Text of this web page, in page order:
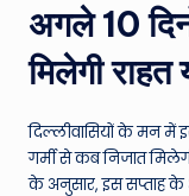
अगले 10
मिलेगी
दिल्लीवासियों के मन में
गर्मी से कब निजात
के अनुसार, इस सप्ताह